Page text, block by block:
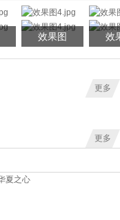
效果图 效
更多
更多